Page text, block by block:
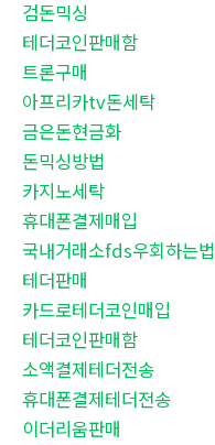
검돈믹싱
테더코인판매함
트론구매
아프리카tv돈세탁
금은돈현금화
돈믹싱방법
카지노세탁
휴대폰결제매입
국내거래소fds우회하는법
테더판매
카드로테더코인매입
테더코인판매함
소액결제테더전송
휴대폰결제테더전송
이더리움판매